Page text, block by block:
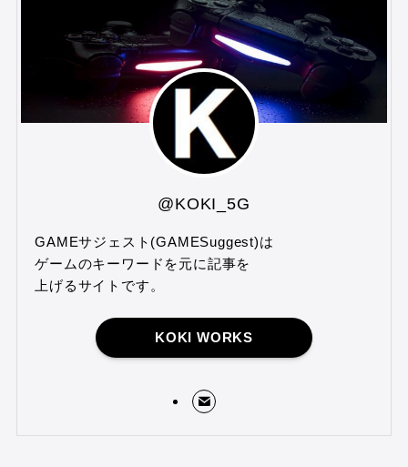
@KOKI_5G
GAMEサジェスト(GAMESuggest)は
ゲームのキーワードを元に記事を
上げるサイトです。
KOKI WORKS